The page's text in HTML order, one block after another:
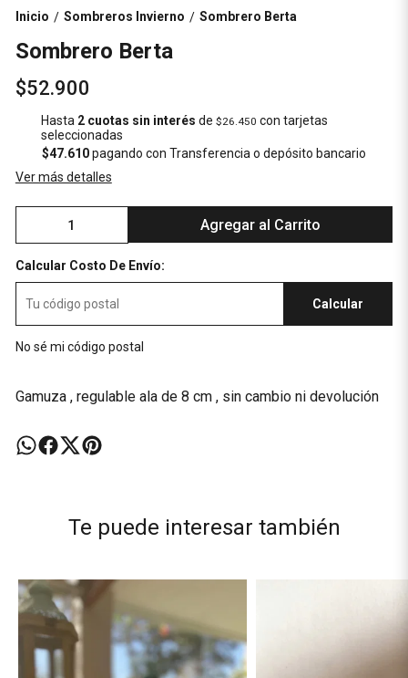
Inicio / Sombreros Invierno / Sombrero Berta
Sombrero Berta
$52.900
Hasta 2 cuotas sin interés de $26.450 con tarjetas
seleccionadas
$47.610pagando con Transferencia o depósito bancario
Ver más detalles
Agregar al Carrito
Calcular Costo De Envío:
Calcular
No sé mi código postal
Gamuza , regulable ala de 8 cm , sin cambio ni devolución
Te puede interesar también